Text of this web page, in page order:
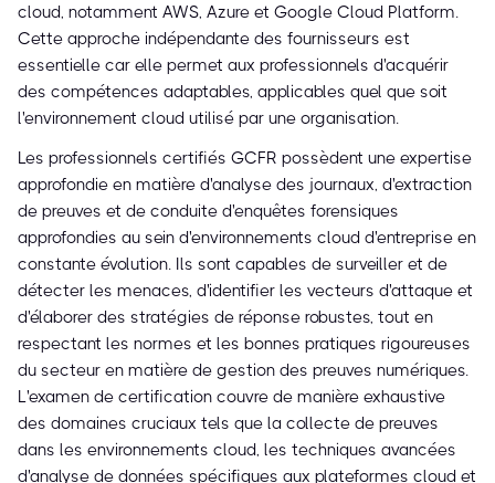
cloud, notamment AWS, Azure et Google Cloud Platform.
Cette approche indépendante des fournisseurs est
essentielle car elle permet aux professionnels d'acquérir
des compétences adaptables, applicables quel que soit
l'environnement cloud utilisé par une organisation.
Les professionnels certifiés GCFR possèdent une expertise
approfondie en matière d'analyse des journaux, d'extraction
de preuves et de conduite d'enquêtes forensiques
approfondies au sein d'environnements cloud d'entreprise en
constante évolution. Ils sont capables de surveiller et de
détecter les menaces, d'identifier les vecteurs d'attaque et
d'élaborer des stratégies de réponse robustes, tout en
respectant les normes et les bonnes pratiques rigoureuses
du secteur en matière de gestion des preuves numériques.
L'examen de certification couvre de manière exhaustive
des domaines cruciaux tels que la collecte de preuves
dans les environnements cloud, les techniques avancées
d'analyse de données spécifiques aux plateformes cloud et